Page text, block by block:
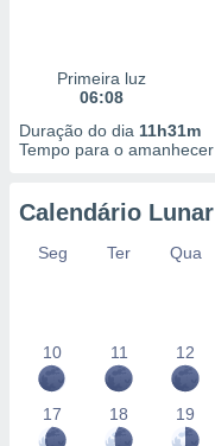
Primeira luz
06:08
Duração do dia 11h31m
Tempo para o amanhecer
Calendário Lunar
Seg Ter Qua
10 11 12
17 18 19